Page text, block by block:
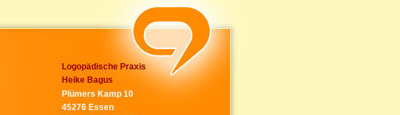
Logopädische Praxis
Heike Bagus
Plümers Kamp 10
45276 Essen